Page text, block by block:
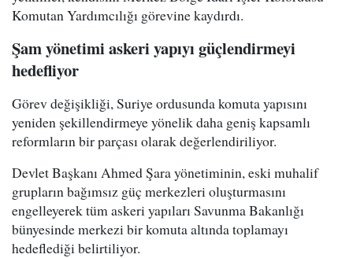
Komutan Yardımcılığı görevine kaydırdı.
Şam yönetimi askeri yapıyı güçlendirmeyi
hedefliyor
Görev değişikliği, Suriye ordusunda komuta yapısını
yeniden şekillendirmeye yönelik daha geniş kapsamlı
reformların bir parçası olarak değerlendiriliyor.
Devlet Başkanı Ahmed Şara yönetiminin, eski muhalif
grupların bağımsız güç merkezleri oluşturmasını
engelleyerek tüm askeri yapıları Savunma Bakanlığı
bünyesinde merkezi bir komuta altında toplamayı
hedeflediği belirtiliyor.